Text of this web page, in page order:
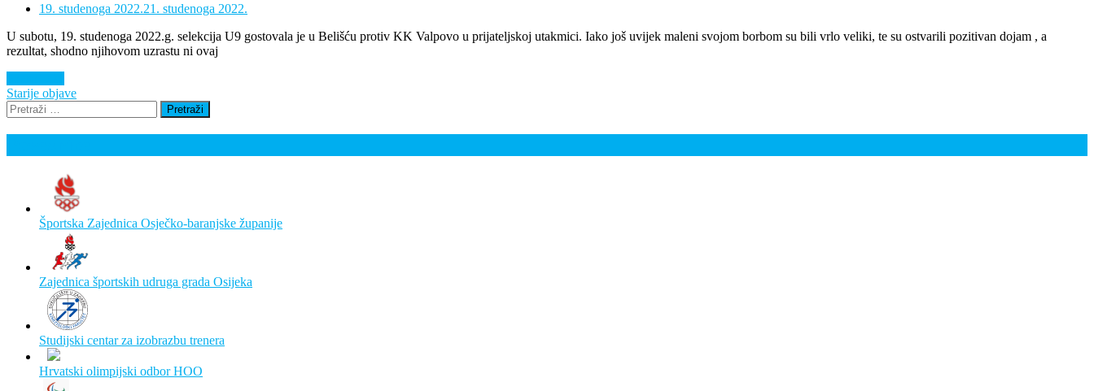
19. studenoga 2022.21. studenoga 2022.
U subotu, 19. studenoga 2022.g. selekcija U9 gostovala je u Belišću protiv KK Valpovo u prijateljskoj utakmici. Iako još uvijek maleni svojom borbom su bili vrlo veliki, te su ostvarili pozitivan dojam , a
rezultat, shodno njihovom uzrastu ni ovaj
Navigacija
objava
Starije objave
Pretraži:
Športska Zajednica Osječko-baranjske županije
Zajednica športskih udruga grada Osijeka
Studijski centar za izobrazbu trenera
Hrvatski olimpijski odbor HOO